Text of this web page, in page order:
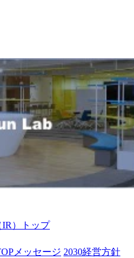
）トップ
メッセージ 2030経営方針